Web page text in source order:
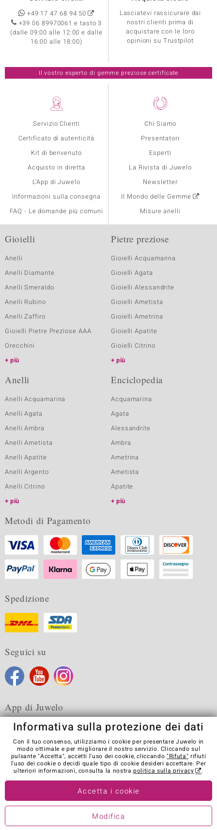
Servizio Clienti
Certificato di autenticità
Kit di benvenuto
Acquisto in diretta
L'App di Juwelo
Informazioni sulla consegna
FAQ - Le domande più comuni
Chi Siamo
Presentatori
Esperti
La Rivista di Juwelo
Newsletter
Il Mondo delle Gemme
Misure anelli
+49 17 47 68 94 50
+39 06 89970061 e tasto 3
(dalle 09:00 alle 12:00 e dalle
16:00 alle 18:00)
Lasciatevi rassicurare dai
nostri clienti prima di
acquistare con le loro
opinioni su Trustpilot
Il vostro esperto di gemme preziose certificate
Gioielli
Anelli
Anelli Diamante
Anelli Smeraldo
Anelli Rubino
Anelli Zaffiro
Gioielli Pietre Preziose AAA
Orecchini
più
Pietre preziose
Gioielli Acquamarina
Gioielli Agata
Gioielli Alessandrite
Gioielli Ametista
Gioielli Ametrina
Gioielli Apatite
Gioielli Citrino
più
Anelli
Anelli Acquamarina
Anelli Agata
Anelli Ambra
Anelli Ametista
Anelli Apatite
Anelli Argento
Anelli Citrino
più
Enciclopedia
Acquamarina
Agata
Alessandrite
Ambra
Ametrina
Ametista
Apatite
più
Metodi di Pagamento
Spedizione
Seguici su
App di Juwelo
Condizioni generali di vendita Informativa Privacy
Cookies
Note legali
Contatti
Recedere dal contratto
Visit our stores in other countries:
© Juwelo Deutschland GmbH (societá controllata dalla Elumeo SE)
Informativa sulla protezione dei dati
Con il tuo consenso, utilizziamo i cookie per presentare Juwelo in
modo ottimale e per migliorare il nostro servizio. Cliccando sul
pulsante "Accetta", accetti l'uso dei cookie, cliccando "Rifuta" rifiuti
l'uso dei cookie o decidi quale tipo di cookie desideri accettare. Per
ulteriori informazioni, consulta la nostrapolitica sulla privacy .
Accetta i cookie
Modifica